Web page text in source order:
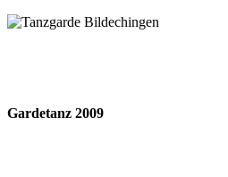
Gardetanz 2009